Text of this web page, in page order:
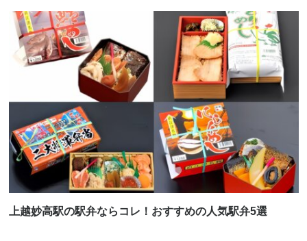
上越妙高駅の駅弁ならコレ！おすすめの人気駅弁5選